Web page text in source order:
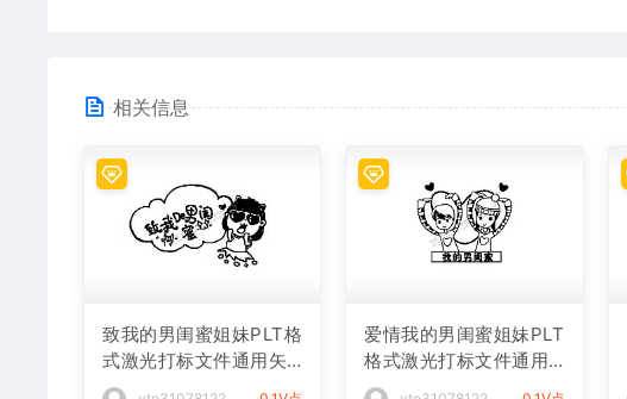
相关信息
致我的男闺蜜姐妹PLT格
式激光打标文件通用矢
量图
爱情我的男闺蜜姐妹PLT
格式激光打标文件通用
矢量图